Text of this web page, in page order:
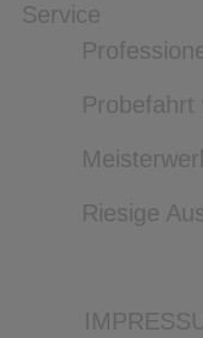
Service
Probefahrt
Riesige